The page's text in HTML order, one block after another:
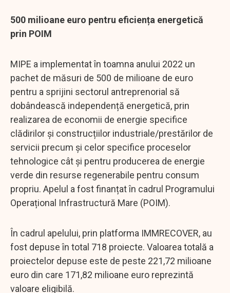
500 milioane euro pentru eficiența energetică
prin POIM
MIPE a implementat în toamna anului 2022 un
pachet de măsuri de 500 de milioane de euro
pentru a sprijini sectorul antreprenorial să
dobândească independență energetică, prin
realizarea de economii de energie specifice
clădirilor și construcțiilor industriale/prestărilor de
servicii precum și celor specifice proceselor
tehnologice cât și pentru producerea de energie
verde din resurse regenerabile pentru consum
propriu. Apelul a fost finanțat în cadrul Programului
Operațional Infrastructură Mare (POIM).
În cadrul apelului, prin platforma IMMRECOVER, au
fost depuse în total 718 proiecte. Valoarea totală a
proiectelor depuse este de peste 221,72 milioane
euro din care 171,82 milioane euro reprezintă
valoare eligibilă.